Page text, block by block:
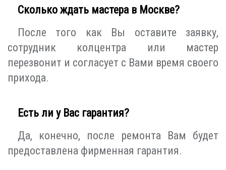
Сколько ждать мастера в Москве?
После того как Вы оставите заявку,
сотрудник колцентра или мастер
перезвонит и согласует с Вами время своего
прихода.
Есть ли у Вас гарантия?
Да, конечно, после ремонта Вам будет
предоставлена фирменная гарантия.